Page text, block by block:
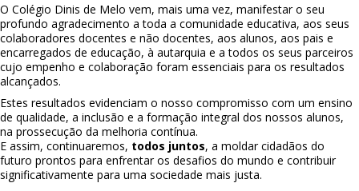
O Colégio Dinis de Melo vem, mais uma vez, manifestar o seu
profundo agradecimento a toda a comunidade educativa, aos seus
colaboradores docentes e não docentes, aos alunos, aos pais e
encarregados de educação, à autarquia e a todos os seus parceiros
cujo empenho e colaboração foram essenciais para os resultados
alcançados.
Estes resultados evidenciam o nosso compromisso com um ensino
de qualidade, a inclusão e a formação integral dos nossos alunos,
na prossecução da melhoria contínua.
E assim, continuaremos, todos juntos, a moldar cidadãos do
futuro prontos para enfrentar os desafios do mundo e contribuir
significativamente para uma sociedade mais justa.